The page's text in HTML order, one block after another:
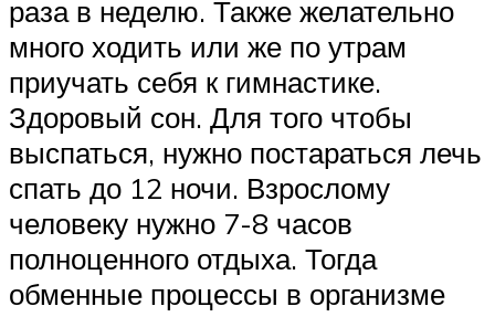
раза в неделю. Также желательно
много ходить или же по утрам
приучать себя к гимнастике.
Здоровый сон. Для того чтобы
выспаться, нужно постараться лечь
спать до 12 ночи. Взрослому
человеку нужно 7-8 часов
полноценного отдыха. Тогда
обменные процессы в организме